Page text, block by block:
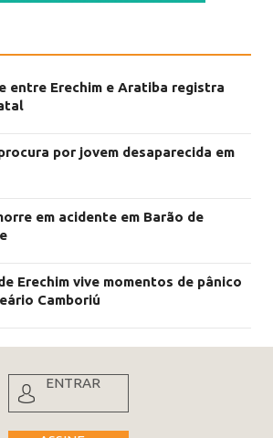
entre Erechim e Aratiba registra
por jovem desaparecida em
em acidente em Barão de
Erechim vive momentos de pânico
Camboriú
ENTRAR